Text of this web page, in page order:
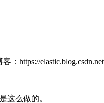
：https://elastic.blog.csdn.net
这么做的。